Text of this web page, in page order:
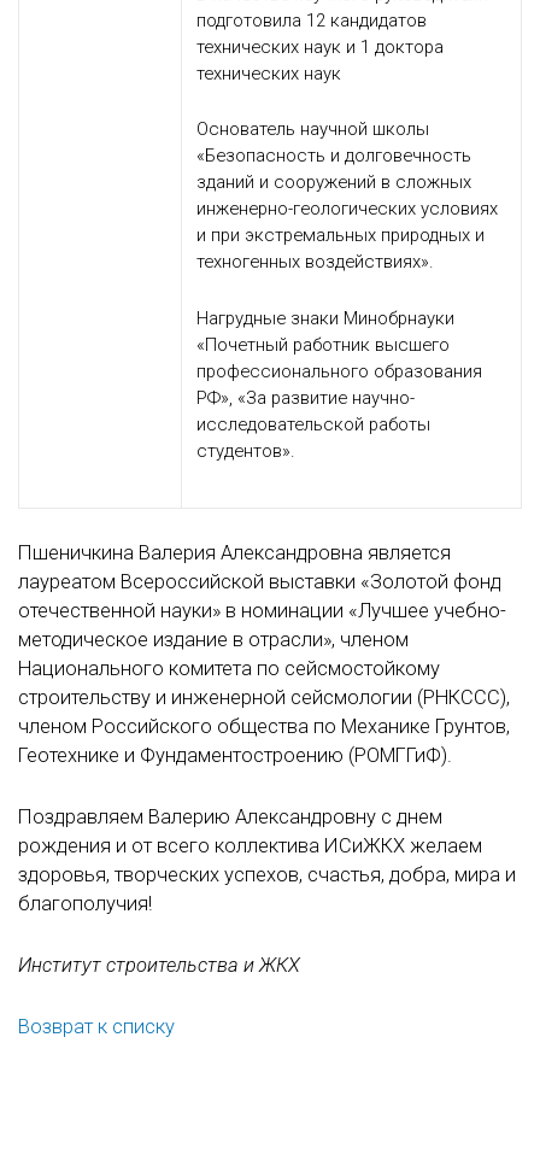
подготовила 12 кандидатов
технических наук и 1 доктора
технических наук
Основатель научной школы
«Безопасность и долговечность
зданий и сооружений в сложных
инженерно-геологических условиях
и при экстремальных природных и
техногенных воздействиях».
Нагрудные знаки Минобрнауки
«Почетный работник высшего
профессионального образования
РФ», «За развитие научно-
исследовательской работы
студентов».
Пшеничкина Валерия Александровна является
лауреатом Всероссийской выставки «Золотой фонд
отечественной науки» в номинации «Лучшее учебно-
методическое издание в отрасли», членом
Национального комитета по сейсмостойкому
строительству и инженерной сейсмологии (РНКССС),
членом Российского общества по Механике Грунтов,
Геотехнике и Фундаментостроению (РОМГГиФ).
Поздравляем Валерию Александровну с днем
рождения и от всего коллектива ИСиЖКХ желаем
здоровья, творческих успехов, счастья, добра, мира и
благополучия!
Институт строительства и ЖКХ
Возврат к списку